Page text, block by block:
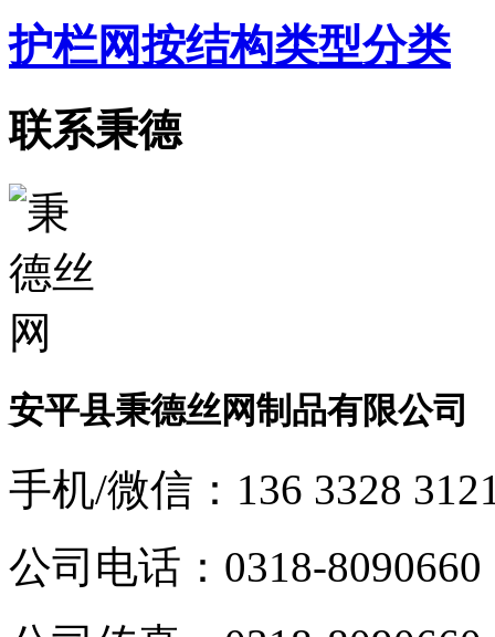
护栏网按结构类型分类
联系秉德
安平县秉德丝网制品有限公司
手机/微信： 136 3328
公司电话： 0318-8090660